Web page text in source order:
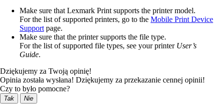
Make sure that Lexmark Print supports the printer model.
For the list of supported printers, go to the Mobile Print Device
Support page.
Make sure that the printer supports the file type.
For the list of supported file types, see your printer User’s
Guide.
Dziękujemy za Twoją opinię!
Opinia została wysłana! Dziękujemy za przekazanie cennej opinii!
Czy to było pomocne?
Tak Nie